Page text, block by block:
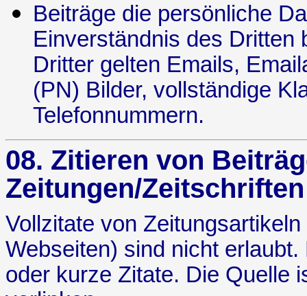
Beiträge die persönliche
Einverständnis des Dritten
Dritter gelten Emails,
(PN) Bilder, vollständige
Telefonnummern.
08. Zitieren von
Zeitungen/
Vollzitate von
Webseiten) sind nicht
oder kurze Zitate. Die Quelle